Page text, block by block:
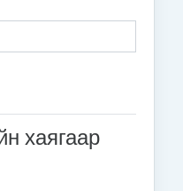
хаягаар